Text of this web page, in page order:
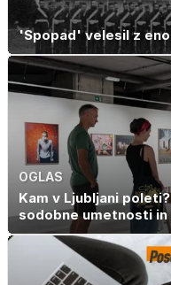
'Spopad' velesil z
OGLAS
Kam v Ljubljani
sodobne umetnosti